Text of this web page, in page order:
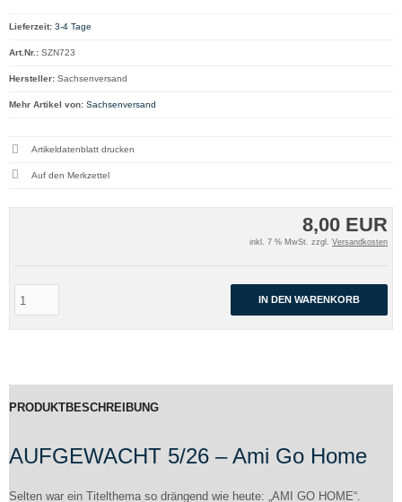
8,00 EUR
inkl. 7 % MwSt. zzgl. Versandkosten
IN DEN WARENKORB
Lieferzeit: 3-4 Tage
Art.Nr.: SZN723
Hersteller: Sachsenversand
Mehr Artikel von: Sachsenversand
Artikeldatenblatt drucken
PRODUKTBESCHREIBUNG
AUFGEWACHT 5/26 – Ami Go Home
Selten war ein Titelthema so drängend wie heute: „AMI GO HOME“.